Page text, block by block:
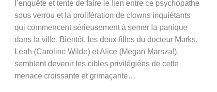
l’enquête et tente de faire le lien entre ce psychopathe
sous verrou et la prolifération de clowns inquiétants
qui commencent sérieusement à semer la panique
dans la ville. Bientôt, les deux filles du docteur Marks,
Leah (Caroline Wilde) et Alice (Megan Marszal),
semblent devenir les cibles privilégiées de cette
menace croissante et grimaçante…